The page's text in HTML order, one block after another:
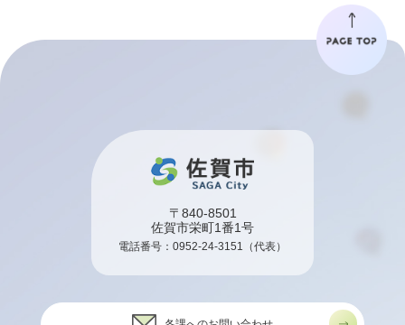
〒840-8501
佐賀市栄町1番1号
電話番号： 0952-24-3151 （代表）